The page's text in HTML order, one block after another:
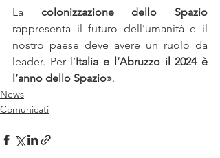
La colonizzazione dello Spazio
rappresenta il futuro dell’umanità e il
nostro paese deve avere un ruolo da
leader. Per l’Italia e l’Abruzzo il 2024 è
l’anno dello Spazio».
News
Comunicati